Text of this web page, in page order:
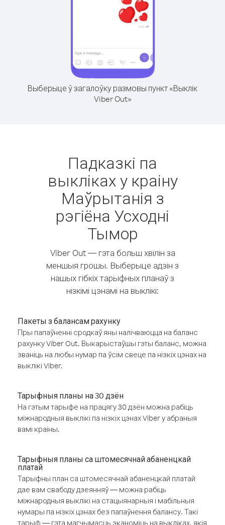
Выберыце ў загалоўку размовы пункт «Выклік
Viber Out»
Падказкі па
выкліках у краіну
Маўрытанія з
рэгіёна Усходні
Тымор
Viber Out — гэта больш хвілін за
меншыя грошы. Выберыце адзін з
нашых гібкіх тарыфных планаў з
нізкімі цэнамі на выклікі:
Пакеты з балансам рахунку
Пры папаўненні сродкаў яны налічваюцца на баланс
рахунку Viber Out. Выкарыстаўшы гэты баланс, можна
званіць на любы нумар па ўсім свеце па нізкіх цэнах на
выклікі Viber.
Тарыфныя планы на 30 дзён
На гэтым тарыфе на працягу 30 дзён можна рабіць
міжнародныя выклікі па нізкіх цэнах Viber у абраныя
вамі краіны.
Тарыфныя планы са штомесячнай абаненцкай
платай
Тарыфны план са штомесячнай абаненцкай платай
дае вам свабоду дзеянняў — можна рабіць
міжнародныя выклікі на стацыянарныя і мабільныя
нумары па нізкіх цэнах без папаўнення балансу. Такі
тарыф — гэта магчымасць эканоміць на выкліках, якія